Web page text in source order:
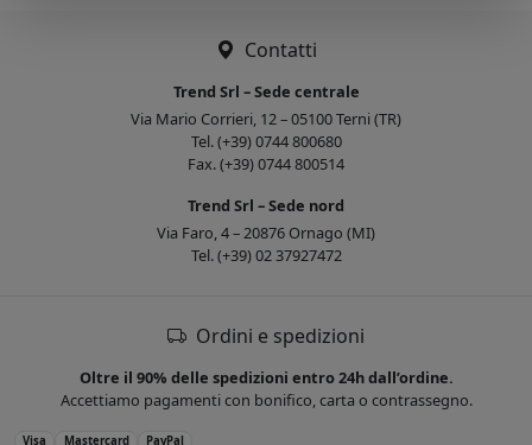
Contatti
Trend Srl – Sede centrale
Via Mario Corrieri, 12 – 05100 Terni (TR)
Tel. (+39) 0744 800680
Fax. (+39) 0744 800514
Trend Srl – Sede nord
Via Faro, 4 – 20876 Ornago (MI)
Tel. (+39) 02 37927472
Ordini e spedizioni
Oltre il 90% delle spedizioni entro 24h dall’ordine.
Accettiamo pagamenti con bonifico, carta o contrassegno.
Visa Mastercard PayPal